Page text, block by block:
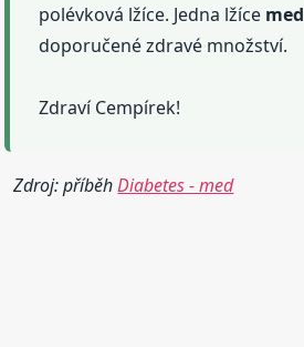
polévková lžíce. Jedna lžíce med
doporučené zdravé množství.
Zdraví Cempírek!
Zdroj: příběhDiabetes - med